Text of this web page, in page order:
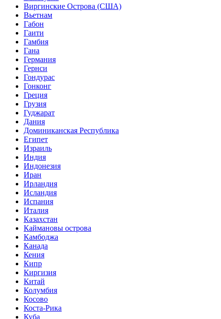
Виргинские Острова (США)
Вьетнам
Габон
Гаити
Гамбия
Гана
Германия
Гернси
Гондурас
Гонконг
Греция
Грузия
Гуджарат
Дания
Доминиканская Республика
Египет
Израиль
Индия
Индонезия
Иран
Ирландия
Исландия
Испания
Италия
Казахстан
Каймановы острова
Камбоджа
Канада
Кения
Кипр
Киргизия
Китай
Колумбия
Косово
Коста-Рика
Куба